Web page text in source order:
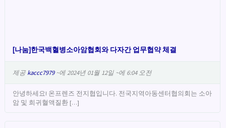
[나눔]한국백혈병소아암협회와 다자간 업무협약 체결
제공 kaccc7979~에 2024년 01월 12일 ~에 6:04 오전
안녕하세요! 온프렌즈 전지협입니다. 전국지역아동센터협의회는 소아
암 및 희귀혈액질환 […]